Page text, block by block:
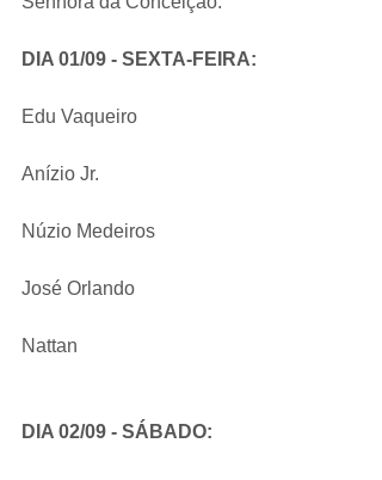
DIA 01/09 - SEXTA-FEIRA:
Edu Vaqueiro
Anízio Jr.
Núzio Medeiros
José Orlando
Nattan
DIA 02/09 - SÁBADO: